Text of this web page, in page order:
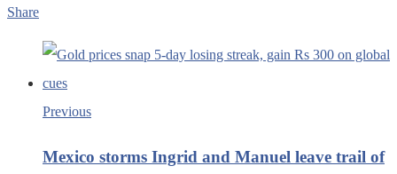
Share
Previous
Mexico storms Ingrid and Manuel leave trail of